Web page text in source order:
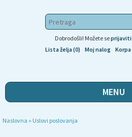
Dobrodošli! Možete seprijaviti
Lista želja (0)
Moj nalog Korpa
MENU
Naslovna » Uslovi poslovanja